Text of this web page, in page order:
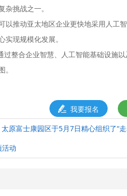
挑战之一。
以推动亚太地区企业更快地采用人工
现规模化发展。
整合企业智慧、人工智能基础设施
我要报名
太原富士康园区于5月7日精心组织了“
活动